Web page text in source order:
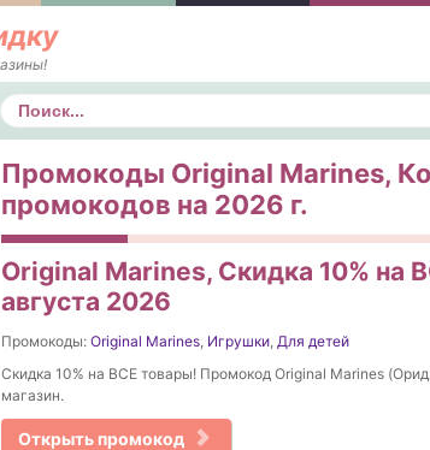
Поиск
Промокоды Original Marines,
промокодов на 2026 г.
Original Marines, Скидка 10% на
августа 2026
Промокоды: Original Marines, Игрушки, Для детей
Скидка 10% на ВСЕ товары! Промокод Original Marines
магазин.
Открыть промокод